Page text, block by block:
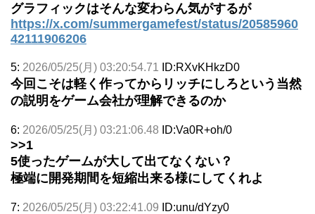
グラフィックはそんな変わらん気がするが
https://x.com/summergamefest/status/20585960
42111906206
5: 2026/05/25(月) 03:20:54.71 ID:RXvKHkzD0
今回こそは軽く作ってからリッチにしろという当然
の説明をゲーム会社が理解できるのか
6: 2026/05/25(月) 03:21:06.48 ID:Va0R+oh/0
>>1
5使ったゲームが大して出てなくない？
極端に開発期間を短縮出来る様にしてくれよ
7: 2026/05/25(月) 03:22:41.09 ID:unu/dYzy0